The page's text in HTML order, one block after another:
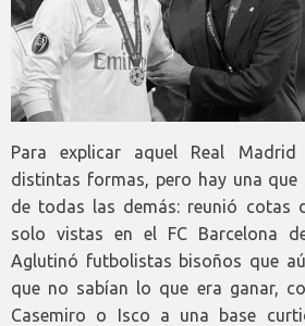
Para explicar aquel Real
distintas formas, pero hay una que
de todas las demás: reunió cotas
solo vistas en el FC Barcelona
Aglutinó futbolistas bisoños que
que no sabían lo que era ganar,
Casemiro o Isco a una base